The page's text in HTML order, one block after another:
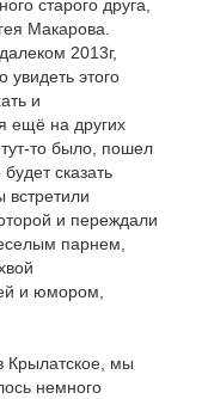
старого друга,
Макарова.
2013г,
увидеть этого
и
ещё на других
то было, пошел
сказать
и переждали
парнем,
и юмором,
Крылатское, мы
немного